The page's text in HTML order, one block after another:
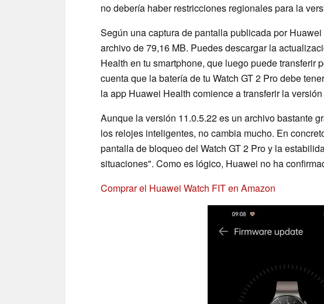
no debería haber restricciones regionales para la
Según una captura de pantalla publicada por
archivo de 79,16 MB. Puedes descargar la
Health en tu smartphone, que luego puede transferir
cuenta que la batería de tu Watch GT 2 Pro debe
la app Huawei Health comience a transferir la
Aunque la versión 11.0.5.22 es un archivo bastante
los relojes inteligentes, no cambia mucho. En
pantalla de bloqueo del Watch GT 2 Pro y la
situaciones". Como es lógico, Huawei no ha
Comprar el Huawei Watch FIT en Amazon